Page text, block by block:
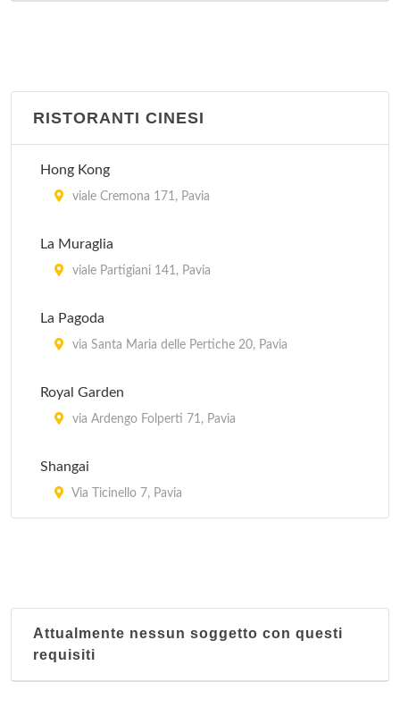
RISTORANTI CINESI
Hong Kong
viale Cremona 171, Pavia
La Muraglia
viale Partigiani 141, Pavia
La Pagoda
via Santa Maria delle Pertiche 20, Pavia
Royal Garden
via Ardengo Folperti 71, Pavia
Shangai
Via Ticinello 7, Pavia
Attualmente nessun soggetto con questi
requisiti